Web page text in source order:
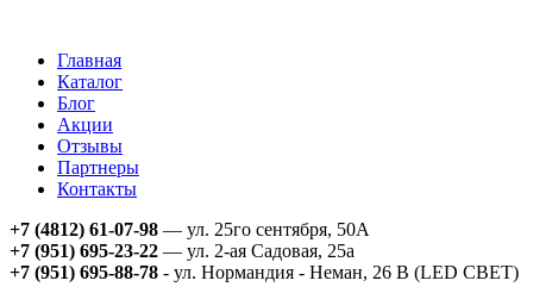
Главная
Каталог
Блог
Акции
Отзывы
Партнеры
Контакты
+7 (4812) 61-07-98 — ул. 25го сентября, 50А
+7 (951) 695-23-22 — ул. 2-ая Садовая, 25а
+7 (951) 695-88-78 - ул. Нормандия - Неман, 26 В (LED СВЕТ)